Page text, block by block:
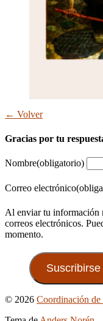
← Volver
Gracias por tu
Nombre(obligatorio)
Correo electrónico
Al enviar tu información
correos electrónicos.
momento.
Suscribirse
Ir
© 2026 Coordinación